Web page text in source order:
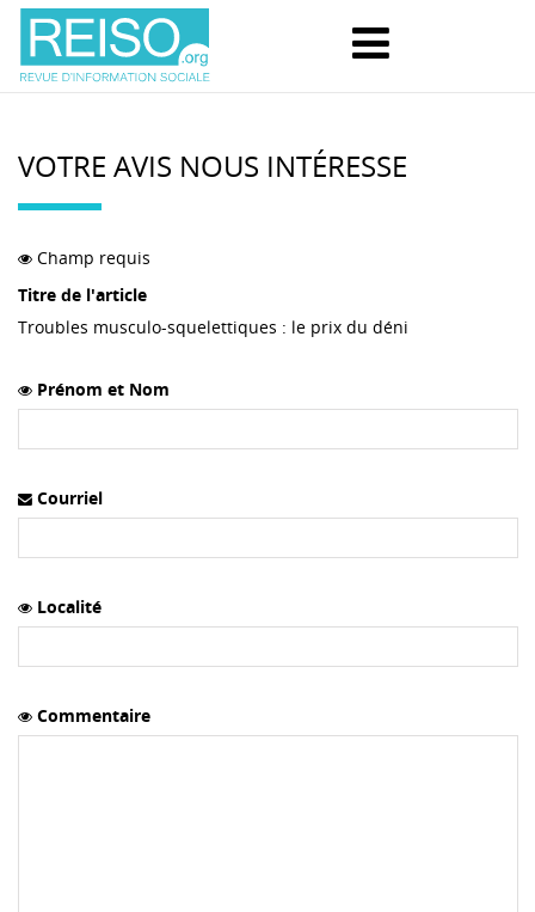
VOTRE AVIS NOUS INTÉRESSE
Champ requis
Titre de l'article
Troubles musculo-squelettiques : le prix du déni
Prénom et Nom
Courriel
Localité
Commentaire